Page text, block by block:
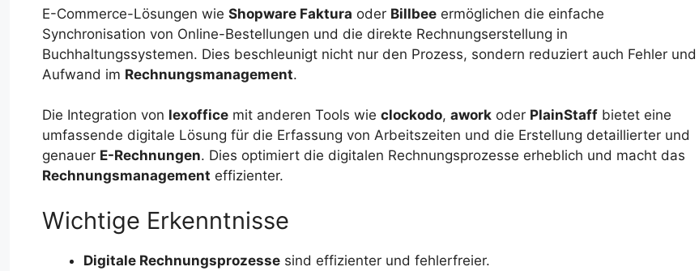
E-Commerce-Lösungen wie Shopware Faktura oder Billbee ermöglichen die einfache
Synchronisation von Online-Bestellungen und die direkte Rechnungserstellung in
Buchhaltungssystemen. Dies beschleunigt nicht nur den Prozess, sondern reduziert auch Fehler und
Aufwand im Rechnungsmanagement.
Die Integration von lexoffice mit anderen Tools wie clockodo, awork oder PlainStaff bietet eine
umfassende digitale Lösung für die Erfassung von Arbeitszeiten und die Erstellung detaillierter und
genauer E-Rechnungen. Dies optimiert die digitalen Rechnungsprozesse erheblich und macht das
Rechnungsmanagement effizienter.
Wichtige Erkenntnisse
Digitale Rechnungsprozesse sind effizienter und fehlerfreier.